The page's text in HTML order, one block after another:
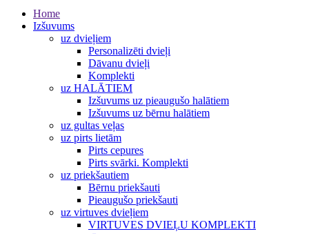
Home
Izšuvums
uz dvieļiem
Personalizēti dvieļi
Dāvanu dvieļi
Komplekti
uz HALĀTIEM
Izšuvums uz pieaugušo halātiem
Izšuvums uz bērnu halātiem
uz gultas veļas
uz pirts lietām
Pirts cepures
Pirts svārki. Komplekti
uz priekšautiem
Bērnu priekšauti
Pieaugušo priekšauti
uz virtuves dvieļiem
VIRTUVES DVIEĻU KOMPLEKTI